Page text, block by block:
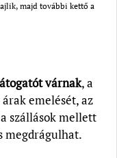
majd további kettő a
várnak, a
emelését, az
szállások mellett
megdrágulhat.